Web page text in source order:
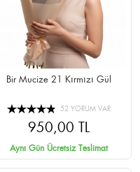
Bir Mucize 21 Kırmızı Gül
52 YORUM VAR
950,00 TL
Aynı Gün Ücretsiz Teslimat